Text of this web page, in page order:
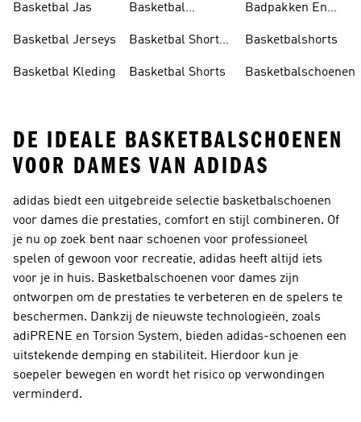
Basketbal Jas
Basketbal Jerseys
Basketbal Kleding
Basketbal
Kinderen
Basketbal Short
Basketbal Shorts
Badpakken En
Basketbalshorts
Basketbalschoenen
DE IDEALE BASKETBALSCHOENEN
VOOR DAMES VAN ADIDAS
adidas biedt een uitgebreide selectie basketbalschoenen
voor dames die prestaties, comfort en stijl combineren. Of
je nu op zoek bent naar schoenen voor professioneel
spelen of gewoon voor recreatie, adidas heeft altijd iets
voor je in huis. Basketbalschoenen voor dames zijn
ontworpen om de prestaties te verbeteren en de spelers te
beschermen. Dankzij de nieuwste technologieën, zoals
adiPRENE en Torsion System, bieden adidas-schoenen een
uitstekende demping en stabiliteit. Hierdoor kun je
soepeler bewegen en wordt het risico op verwondingen
verminderd.